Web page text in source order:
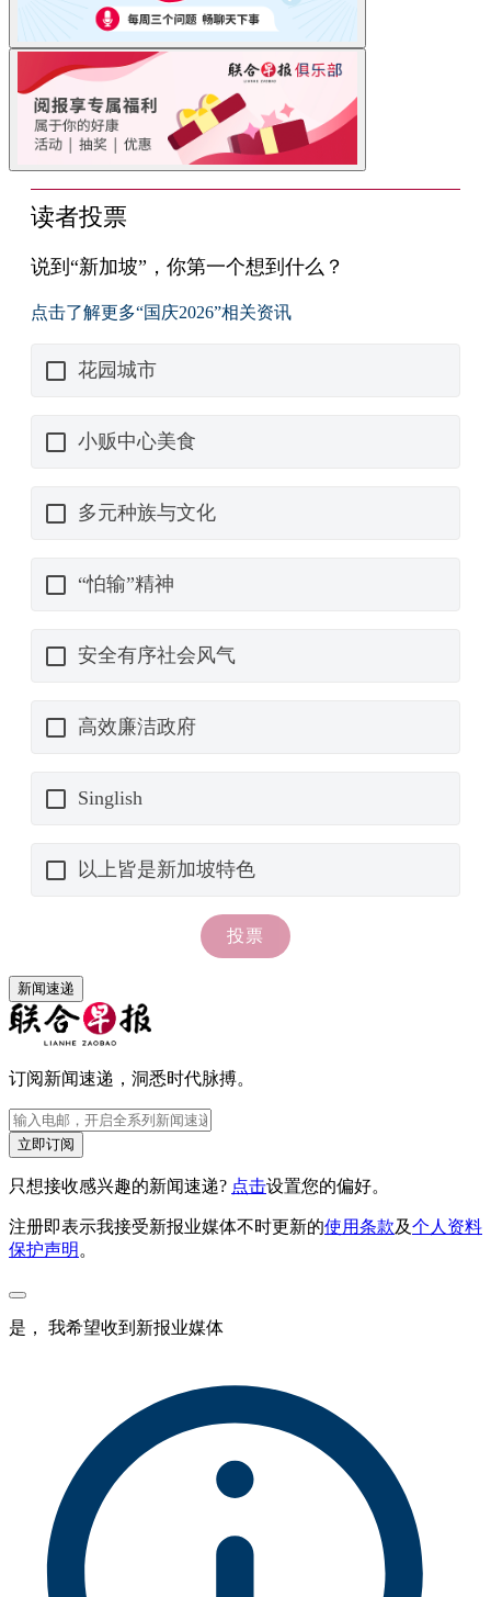
新闻速递
订阅新闻速递，洞悉时代脉搏。
立即订阅
只想接收感兴趣的新闻速递? 点击设置您的偏好。
注册即表示我接受新报业媒体不时更新的使用条款及个人资料
保护声明 。
是， 我希望收到新报业媒体